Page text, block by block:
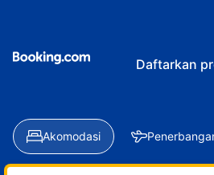
Daftarkan
Akomodasi